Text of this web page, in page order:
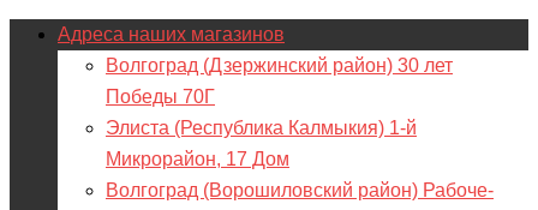
Адреса наших магазинов
Волгоград (Дзержинский район) 30 лет
Победы 70Г
Элиста (Республика Калмыкия) 1-й
Микрорайон, 17 Дом
Волгоград (Ворошиловский район) Рабоче-